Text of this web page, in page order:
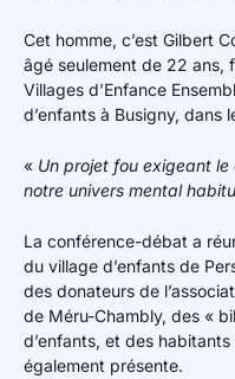
Cet homme, c’est Gilbert
âgé seulement de 22 ans,
Villages d’Enfance
d’enfants à Busigny, dans
« Un projet fou exigeant
notre univers mental
La conférence-débat a
du village d’enfants de
des donateurs de
de Méru-Chambly, des «
d’enfants, et des
également présente.